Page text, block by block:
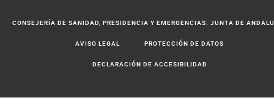
CONSEJERÍA DE SANIDAD, PRESIDENCIA Y EMERGENCIAS. JUNTA DE
AVISO LEGAL PROTECCIÓN DE DATOS
DECLARACIÓN DE ACCESIBILIDAD